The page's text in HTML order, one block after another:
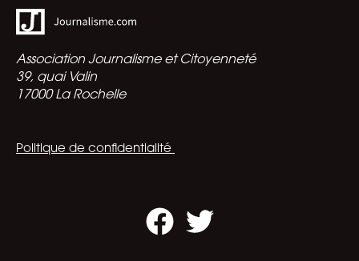
Association Journalisme et Citoyenneté
39, quai Valin
17000 La Rochelle
Politique de confidentialité
Facebook
Twitter